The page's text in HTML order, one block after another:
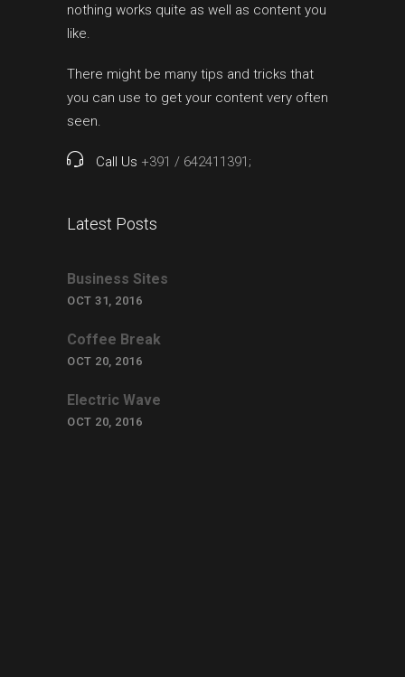
nothing works quite as well as content you
like.
There might be many tips and tricks that
you can use to get your content very often
seen.
Call Us +391 / 642411391;
Latest Posts
Business Sites
OCT 31, 2016
Coffee Break
OCT 20, 2016
Electric Wave
OCT 20, 2016